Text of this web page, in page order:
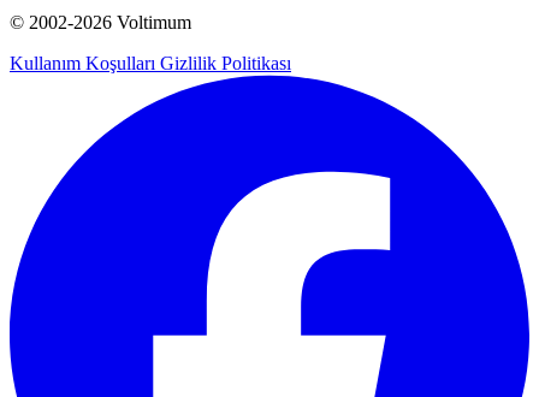
© 2002-2026 Voltimum
Kullanım Koşulları Gizlilik Politikası